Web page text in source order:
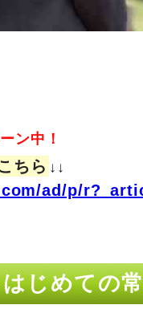
ン中！
ちら ↓↓
ad/p/
じめての